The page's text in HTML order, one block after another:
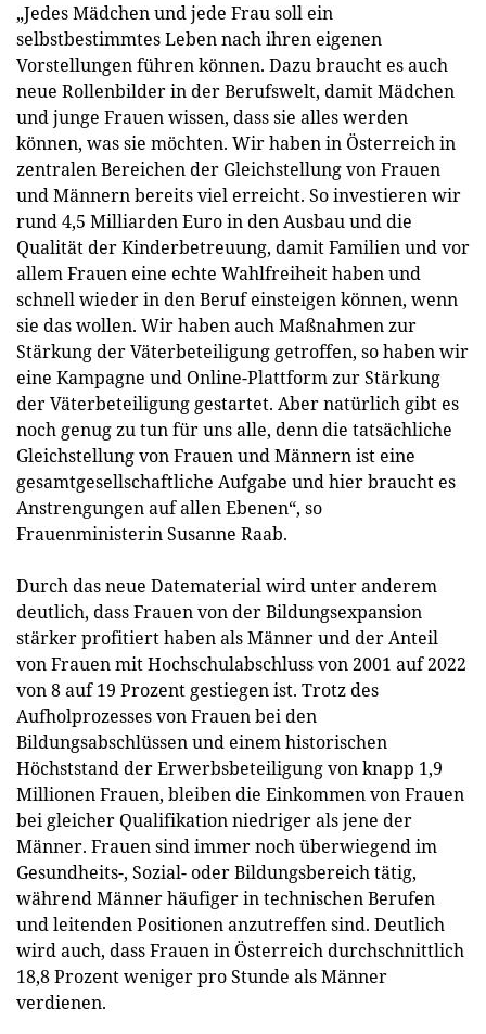
„Jedes Mädchen und jede Frau soll ein
selbstbestimmtes Leben nach ihren eigenen
Vorstellungen führen können. Dazu braucht es auch
neue Rollenbilder in der Berufswelt, damit Mädchen
und junge Frauen wissen, dass sie alles werden
können, was sie möchten. Wir haben in Österreich in
zentralen Bereichen der Gleichstellung von Frauen
und Männern bereits viel erreicht. So investieren wir
rund 4,5 Milliarden Euro in den Ausbau und die
Qualität der Kinderbetreuung, damit Familien und vor
allem Frauen eine echte Wahlfreiheit haben und
schnell wieder in den Beruf einsteigen können, wenn
sie das wollen. Wir haben auch Maßnahmen zur
Stärkung der Väterbeteiligung getroffen, so haben wir
eine Kampagne und Online-Plattform zur Stärkung
der Väterbeteiligung gestartet. Aber natürlich gibt es
noch genug zu tun für uns alle, denn die tatsächliche
Gleichstellung von Frauen und Männern ist eine
gesamtgesellschaftliche Aufgabe und hier braucht es
Anstrengungen auf allen Ebenen“, so
Frauenministerin Susanne Raab.
Durch das neue Datematerial wird unter anderem
deutlich, dass Frauen von der Bildungsexpansion
stärker profitiert haben als Männer und der Anteil
von Frauen mit Hochschulabschluss von 2001 auf 2022
von 8 auf 19 Prozent gestiegen ist. Trotz des
Aufholprozesses von Frauen bei den
Bildungsabschlüssen und einem historischen
Höchststand der Erwerbsbeteiligung von knapp 1,9
Millionen Frauen, bleiben die Einkommen von Frauen
bei gleicher Qualifikation niedriger als jene der
Männer. Frauen sind immer noch überwiegend im
Gesundheits-, Sozial- oder Bildungsbereich tätig,
während Männer häufiger in technischen Berufen
und leitenden Positionen anzutreffen sind. Deutlich
wird auch, dass Frauen in Österreich durchschnittlich
18,8 Prozent weniger pro Stunde als Männer
verdienen.